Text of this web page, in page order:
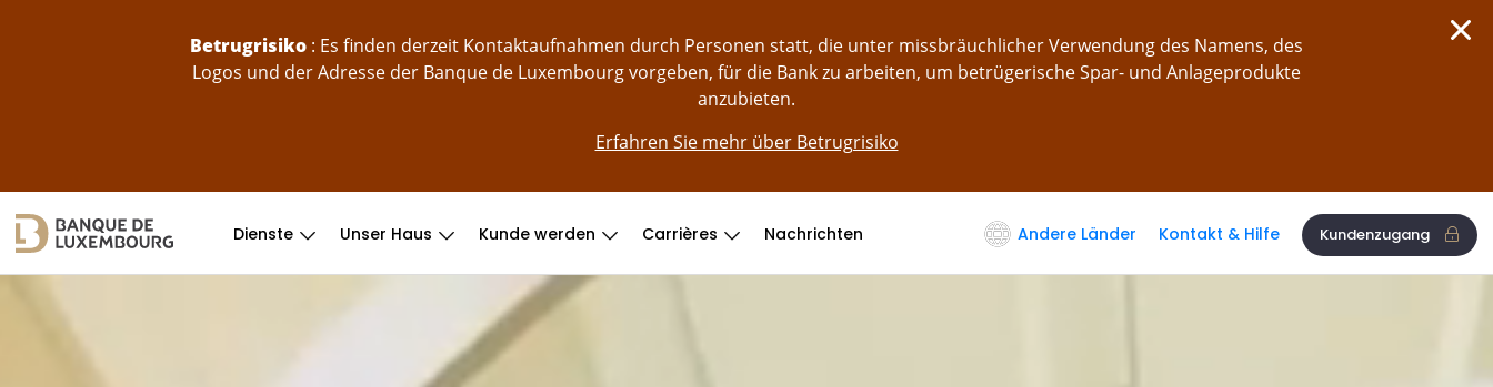
Betrugrisiko : Es finden derzeit Kontaktaufnahmen durch Personen statt, die unter missbräuchlicher Verwendung des Namens, des
Logos und der Adresse der Banque de Luxembourg vorgeben, für die Bank zu arbeiten, um betrügerische Spar- und Anlageprodukte
anzubieten.
Erfahren Sie mehr über Betrugrisiko
Dienste Unser Haus Kunde werden Carrières Nachrichten Andere Länder Kontakt & Hilfe Kundenzugang